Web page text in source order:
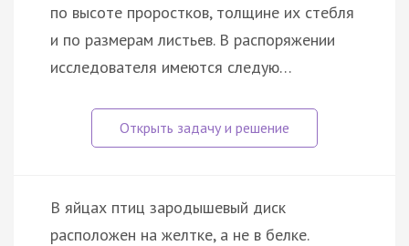
по высоте проростков, толщине их стебля
и по размерам листьев. В распоряжении
исследователя имеются следую…
В яйцах птиц зародышевый диск
расположен на желтке, а не в белке.